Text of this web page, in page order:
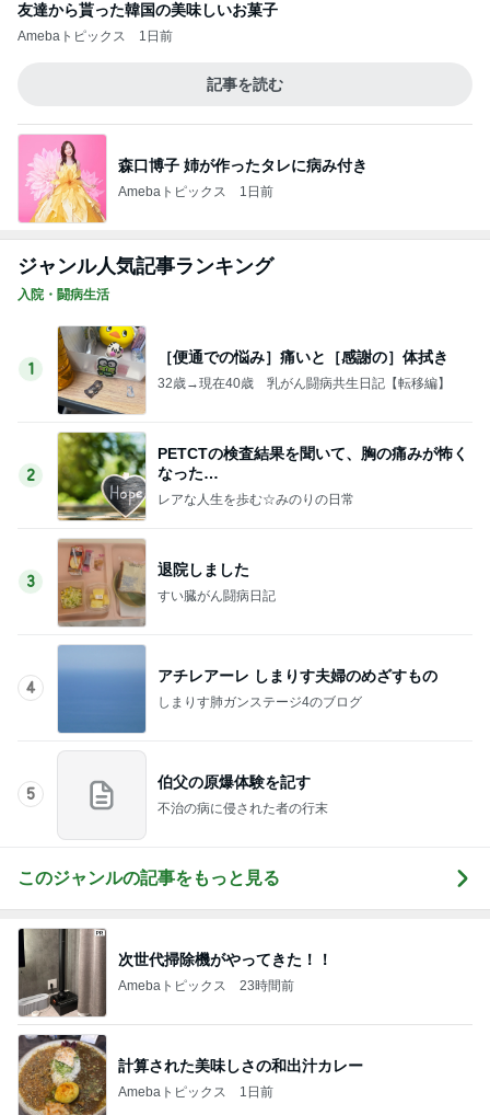
友達から貰った韓国の美味しいお菓子
Amebaトピックス 1日前
記事を読む
森口博子 姉が作ったタレに病み付き
Amebaトピックス 1日前
ジャンル人気記事ランキング
入院・闘病生活
1
［便通での悩み］痛いと［感謝の］体拭き
32歳→現在40歳 乳がん闘病共生日記【転移編】
2
PETCTの検査結果を聞いて、胸の痛みが怖く
なった…
レアな人生を歩む☆みのりの日常
3
退院しました
すい臓がん闘病日記
4
アチレアーレ しまりす夫婦のめざすもの
しまりす肺ガンステージ4のブログ
5
伯父の原爆体験を記す
不治の病に侵された者の行末
このジャンルの記事をもっと見る
次世代掃除機がやってきた！！
Amebaトピックス 23時間前
計算された美味しさの和出汁カレー
Amebaトピックス 1日前